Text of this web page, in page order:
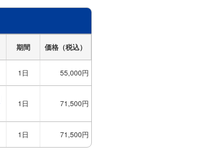
期間 価格（税込）
1日 55,000円
1日 71,500円
1日 71,500円